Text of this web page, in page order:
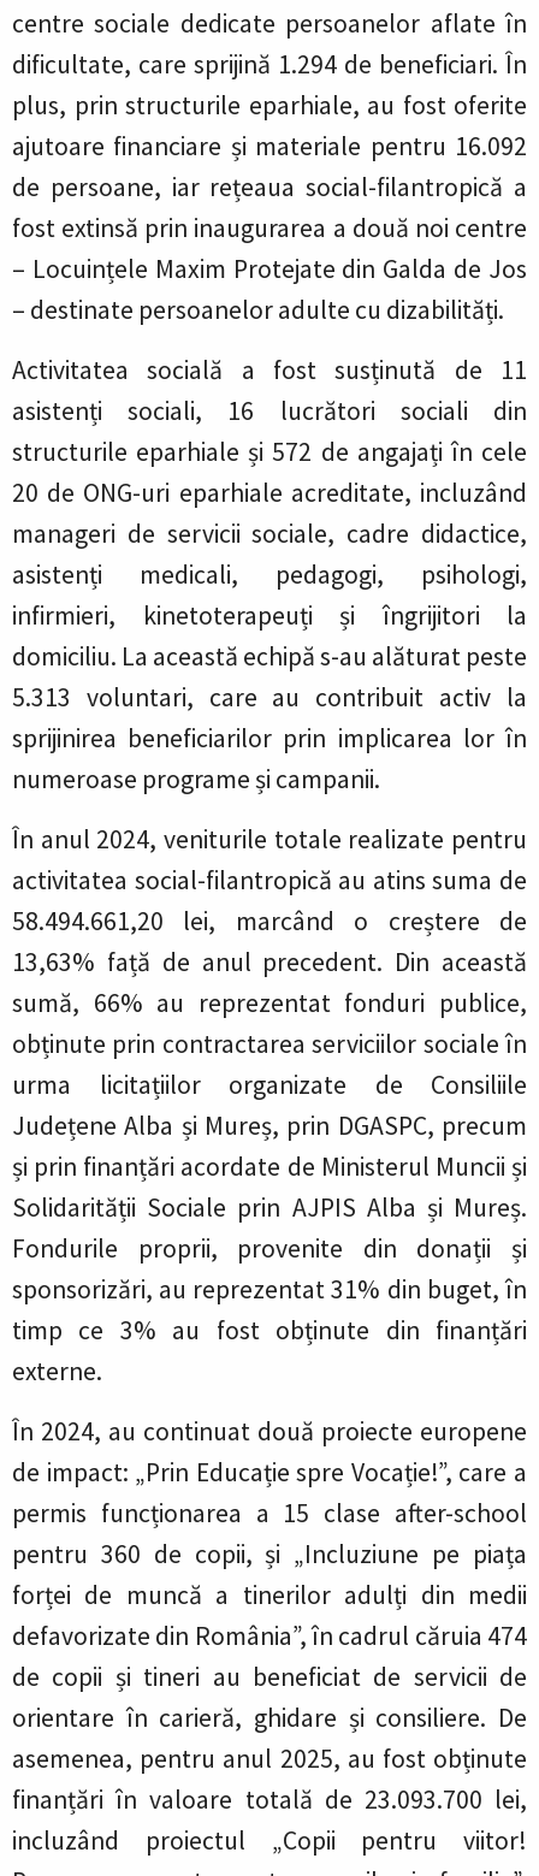
centre sociale dedicate persoanelor aflate în
dificultate, care sprijină 1.294 de beneficiari. În
plus, prin structurile eparhiale, au fost oferite
ajutoare financiare și materiale pentru 16.092
de persoane, iar rețeaua social-filantropică a
fost extinsă prin inaugurarea a două noi centre
– Locuințele Maxim Protejate din Galda de Jos
– destinate persoanelor adulte cu dizabilități.
Activitatea socială a fost susținută de 11
asistenți sociali, 16 lucrători sociali din
structurile eparhiale și 572 de angajați în cele
20 de ONG-uri eparhiale acreditate, incluzând
manageri de servicii sociale, cadre didactice,
asistenți medicali, pedagogi, psihologi,
infirmieri, kinetoterapeuți și îngrijitori la
domiciliu. La această echipă s-au alăturat peste
5.313 voluntari, care au contribuit activ la
sprijinirea beneficiarilor prin implicarea lor în
numeroase programe și campanii.
În anul 2024, veniturile totale realizate pentru
activitatea social-filantropică au atins suma de
58.494.661,20 lei, marcând o creștere de
13,63% față de anul precedent. Din această
sumă, 66% au reprezentat fonduri publice,
obținute prin contractarea serviciilor sociale în
urma licitațiilor organizate de Consiliile
Județene Alba și Mureș, prin DGASPC, precum
și prin finanțări acordate de Ministerul Muncii și
Solidarității Sociale prin AJPIS Alba și Mureș.
Fondurile proprii, provenite din donații și
sponsorizări, au reprezentat 31% din buget, în
timp ce 3% au fost obținute din finanțări
externe.
În 2024, au continuat două proiecte europene
de impact: „Prin Educație spre Vocație!”, care a
permis funcționarea a 15 clase after-school
pentru 360 de copii, și „Incluziune pe piața
forței de muncă a tinerilor adulți din medii
defavorizate din România”, în cadrul căruia 474
de copii și tineri au beneficiat de servicii de
orientare în carieră, ghidare și consiliere. De
asemenea, pentru anul 2025, au fost obținute
finanțări în valoare totală de 23.093.700 lei,
incluzând proiectul „Copii pentru viitor!